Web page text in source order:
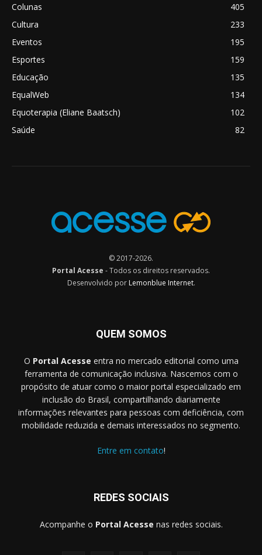
Colunas
405
Cultura
233
Eventos
195
Esportes
159
Educação
135
EqualWeb
134
Equoterapia (Eliane Baatsch)
102
Saúde
82
© 2017-2026.
Portal Acesse - Todos os direitos reservados.
Desenvolvido por Lemonblue Internet.
QUEM SOMOS
O Portal Acesse entra no mercado editorial como uma
ferramenta de comunicação inclusiva. Nascemos com o
propósito de atuar como o maior portal especializado em
inclusão do Brasil, compartilhando diariamente
informações relevantes para pessoas com deficiência, com
mobilidade reduzida e demais interessados no segmento.
Entre em contato!
REDES SOCIAIS
Acompanhe o Portal Acesse nas redes sociais.